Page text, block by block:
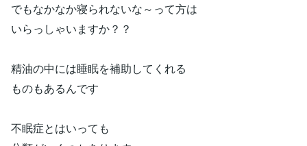
でもなかなか寝られないな～って方は
いらっしゃいますか？？
精油の中には睡眠を補助してくれる
ものもあるんです
不眠症とはいっても